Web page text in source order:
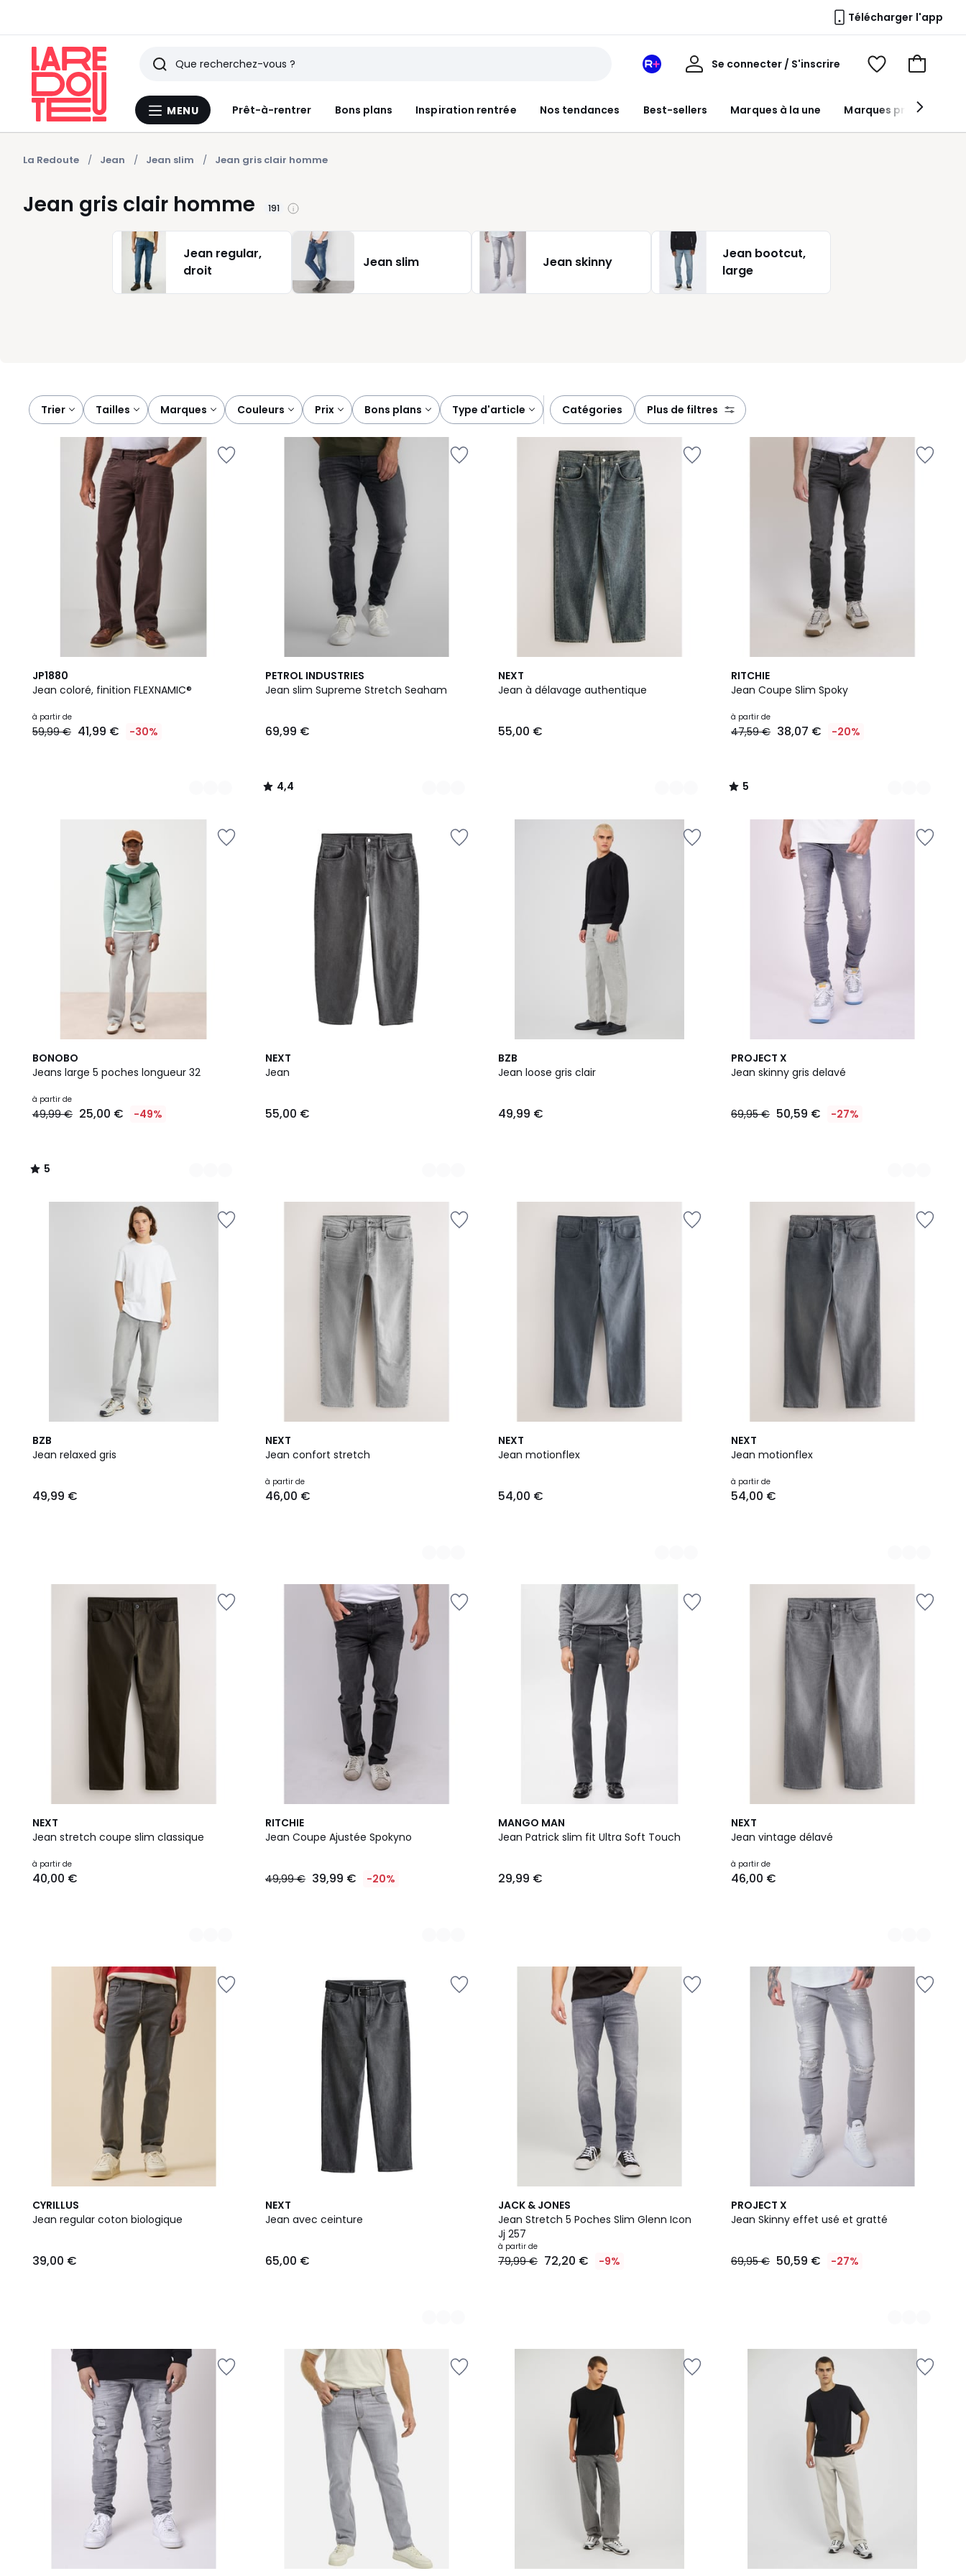
Télécharger l'app
Menu
MENU Prêt-à-rentrer Bons plans Inspiration rentrée Nos tendances Best-sellers Marques à la une Marques premium
Rechercher
Derniers
articles
vus
Mon
Redoute
Se connecter / S'inscrire
Mon
Voir
Voir
panier
La Redoute Jean Jean slim Jean gris clair homme
Jean gris clair homme 191
Jean regular,
droit
Jean slim Jean skinny
Jean bootcut,
large
Trier tailles marques couleurs prix bons plans type d'article catégories plus de filtres
JP1880
Jean coloré, finition FLEXNAMIC®
Prix
à
à partir de
59,99 € 41,99 € -30%
2
Couleurs
PETROL INDUSTRIES
Jean slim Supreme Stretch Seaham
69,99 €
4,4
/ 5
10
Couleurs
4,4
/
NEXT
Jean à délavage authentique
55,00 €
4
Couleurs
RITCHIE
Jean Coupe Slim Spoky
à partir de
47,59 € 38,07 € -20%
5
/
4
Couleurs
5
/
BONOBO
Jeans large 5 poches longueur 32
à partir de
49,99 € 25,00 € -49%
5
/
6
Couleurs
5
/
NEXT
Jean
55,00 €
4
Couleurs
BZB
Jean loose gris clair
49,99 €
PROJECT X
Jean skinny gris delavé
69,95 € 50,59 € -27%
2
Couleurs
BZB
Jean relaxed gris
49,99 €
NEXT
Jean confort stretch
à partir de
46,00 €
8
Couleurs
NEXT
Jean motionflex
54,00 €
8
Couleurs
NEXT
Jean motionflex
à partir de
54,00 €
10
Couleurs
NEXT
Jean stretch coupe slim classique
à partir de
40,00 €
10
Couleurs
RITCHIE
Jean Coupe Ajustée Spokyno
49,99 € 39,99 € -20%
4
Couleurs
MANGO MAN
Jean Patrick slim fit Ultra Soft Touch
29,99 €
NEXT
Jean vintage délavé
à partir de
46,00 €
4
Couleurs
CYRILLUS
Jean regular coton biologique
39,00 €
NEXT
Jean avec ceinture
65,00 €
2
Couleurs
JACK & JONES
Jean Stretch 5 Poches Slim Glenn Icon
Jj 257
à partir de
79,99 € 72,20 € -9%
PROJECT X
Jean Skinny effet usé et gratté
69,95 € 50,59 € -27%
2
Couleurs